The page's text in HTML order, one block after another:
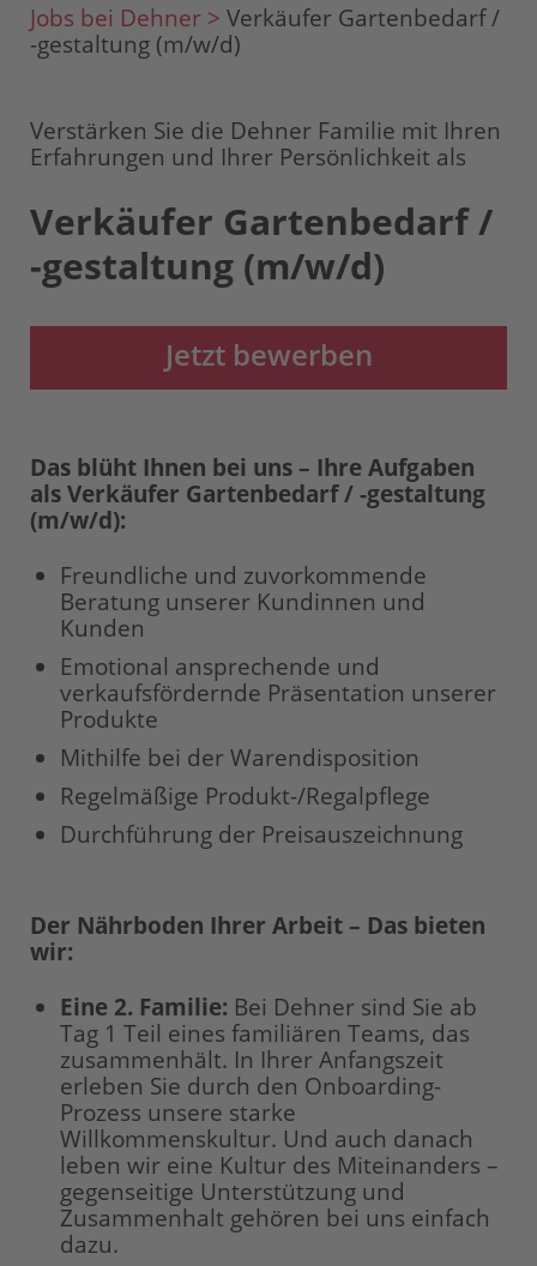
Jobs bei Dehner > Verkäufer Gartenbedarf /
-gestaltung (m/w/d)
Verstärken Sie die Dehner Familie mit Ihren
Erfahrungen und Ihrer Persönlichkeit als
Verkäufer Gartenbedarf /
-gestaltung (m/w/d)
Jetzt bewerben
Das blüht Ihnen bei uns – Ihre Aufgaben
als Verkäufer Gartenbedarf / -gestaltung
(m/w/d):
Freundliche und zuvorkommende
Beratung unserer Kundinnen und
Kunden
Emotional ansprechende und
verkaufsfördernde Präsentation unserer
Produkte
Mithilfe bei der Warendisposition
Regelmäßige Produkt-/Regalpflege
Durchführung der Preisauszeichnung
Der Nährboden Ihrer Arbeit – Das bieten
wir:
Eine 2. Familie: Bei Dehner sind Sie ab
Tag 1 Teil eines familiären Teams, das
zusammenhält. In Ihrer Anfangszeit
erleben Sie durch den Onboarding-
Prozess unsere starke
Willkommenskultur. Und auch danach
leben wir eine Kultur des Miteinanders –
gegenseitige Unterstützung und
Zusammenhalt gehören bei uns einfach
dazu.